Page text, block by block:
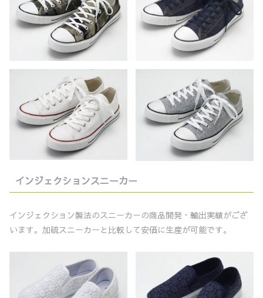
インジェクションスニーカー
インジェクション製法のスニーカーの商品開発・輸出実績がござ
います。加硫スニーカーと比較して安価に生産が可能です。